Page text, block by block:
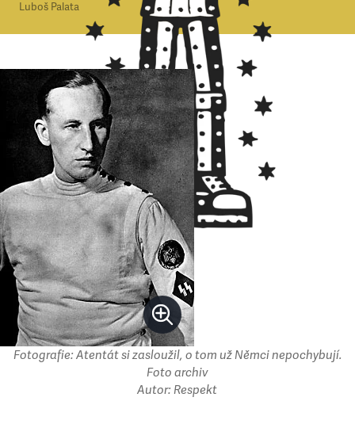
Luboš Palata
Fotografie: Atentát si zasloužil, o tom už Němci nepochybují.
Foto archiv
Autor: Respekt